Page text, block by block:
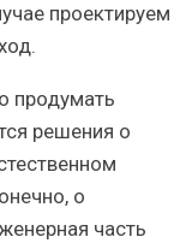
проектируем
продумать
решения о
о
часть